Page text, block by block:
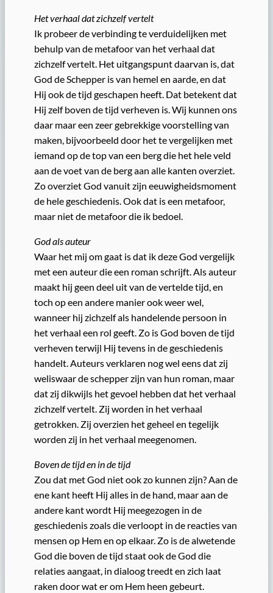
Het verhaal dat zichzelf vertelt
Ik probeer de verbinding te verduidelijken met
behulp van de metafoor van het verhaal dat
zichzelf vertelt. Het uitgangspunt daarvan is, dat
God de Schepper is van hemel en aarde, en dat
Hij ook de tijd geschapen heeft. Dat betekent dat
Hij zelf boven de tijd verheven is. Wij kunnen ons
daar maar een zeer gebrekkige voorstelling van
maken, bijvoorbeeld door het te vergelijken met
iemand op de top van een berg die het hele veld
aan de voet van de berg aan alle kanten overziet.
Zo overziet God vanuit zijn eeuwigheidsmoment
de hele geschiedenis. Ook dat is een metafoor,
maar niet de metafoor die ik bedoel.
God als auteur
Waar het mij om gaat is dat ik deze God vergelijk
met een auteur die een roman schrijft. Als auteur
maakt hij geen deel uit van de vertelde tijd, en
toch op een andere manier ook weer wel,
wanneer hij zichzelf als handelende persoon in
het verhaal een rol geeft. Zo is God boven de tijd
verheven terwijl Hij tevens in de geschiedenis
handelt. Auteurs verklaren nog wel eens dat zij
weliswaar de schepper zijn van hun roman, maar
dat zij dikwijls het gevoel hebben dat het verhaal
zichzelf vertelt. Zij worden in het verhaal
getrokken. Zij overzien het geheel en tegelijk
worden zij in het verhaal meegenomen.
Boven de tijd en in de tijd
Zou dat met God niet ook zo kunnen zijn? Aan de
ene kant heeft Hij alles in de hand, maar aan de
andere kant wordt Hij meegezogen in de
geschiedenis zoals die verloopt in de reacties van
mensen op Hem en op elkaar. Zo is de alwetende
God die boven de tijd staat ook de God die
relaties aangaat, in dialoog treedt en zich laat
raken door wat er om Hem heen gebeurt.